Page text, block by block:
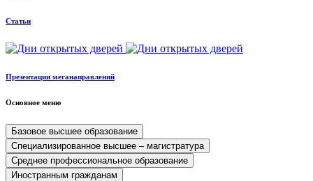
Статьи
Презентации меганаправлений
Основное меню
Базовое высшее образование
Специализированное высшее – магистратура
Среднее профессиональное образование
Иностранным гражданам